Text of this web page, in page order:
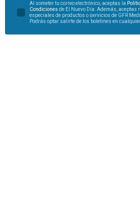
Al someter tu correo electrónico, aceptas la
Condiciones de El Nuevo Día. Además,
especiales de productos o servicios de GFR
Podrás optar salirte de los boletines en